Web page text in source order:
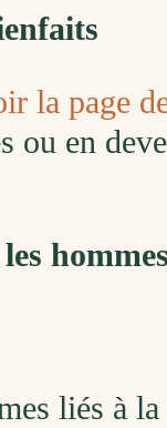
la page
ou en
liés à